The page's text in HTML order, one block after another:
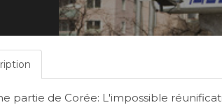
partie de Corée: L'impossible